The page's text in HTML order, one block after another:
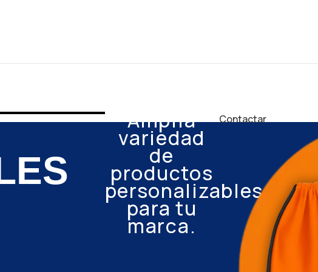
Amplia
variedad
de
productos
personalizables
para tu
marca.
Contactar